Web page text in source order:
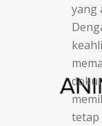
yang
tetap